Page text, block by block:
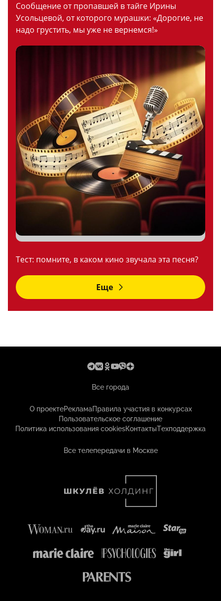
Сообщение от пропавшей в тайге Ирины
Усольцевой, от которого мурашки: «Дорогие, не
надо грустить, мы уже не вернемся!»
Тест: помните, в каком кино звучала эта песня?
Еще
Все города
О проектеРекламаПравила участия в конкурсах
Пользовательское соглашение
Политика использования cookiesКонтактыТехподдержка
Все телепередачи в Москве